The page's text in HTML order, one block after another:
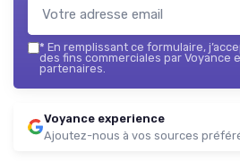
* En remplissant ce formulaire,
des fins commerciales par Voyance
partenaires.
Voyance experience
Ajoutez-nous à vos sources